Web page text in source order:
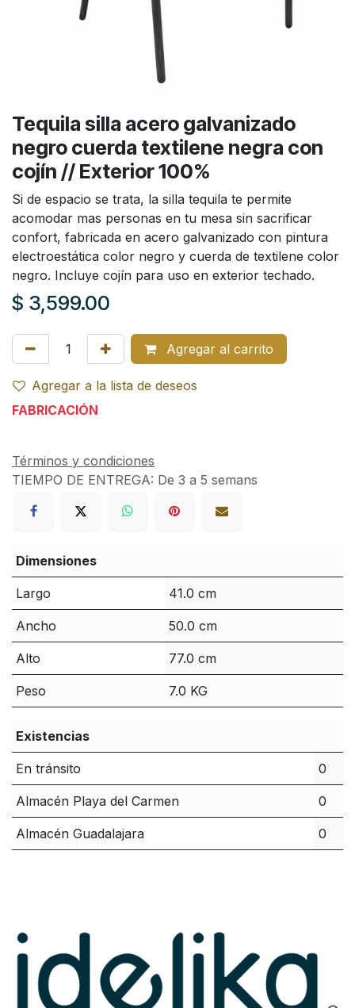
Tequila silla acero galvanizado
negro cuerda textilene negra con
cojín // Exterior 100%
Si de espacio se trata, la silla tequila te permite
acomodar mas personas en tu mesa sin sacrificar
confort, fabricada en acero galvanizado con pintura
electroestática color negro y cuerda de textilene color
negro. Incluye cojín para uso en exterior techado.
$ 3,599.00
Agregar al carrito
Agregar a la lista de deseos
FABRICACIÓN
Términos y condiciones
TIEMPO DE ENTREGA: De 3 a 5 semans
Dimensiones
Largo 41.0 cm
Ancho 50.0 cm
Alto 77.0 cm
Peso 7.0 KG
Existencias
En tránsito 0
Almacén Playa del Carmen 0
Almacén Guadalajara 0